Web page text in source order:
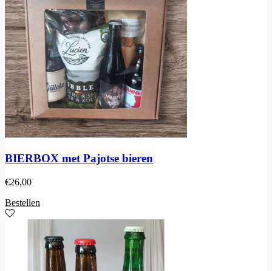
BIERBOX met Pajotse bieren
€26,00
Bestellen